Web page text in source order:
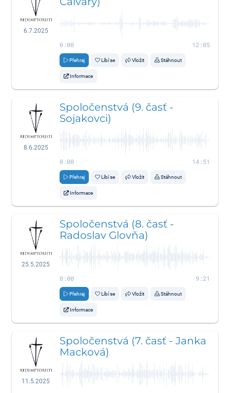
6.7.2025
0:00 12:05
Přehraj Líbí se Vložit Stáhnout
Informace
8.6.2025
Spoločenstvá (9. časť -
Sojakovci)
0:00 14:51
Přehraj Líbí se Vložit Stáhnout
Informace
25.5.2025
Spoločenstvá (8. časť -
Radoslav Glovňa)
0:00 9:21
Přehraj Líbí se Vložit Stáhnout
Informace
11.5.2025
Spoločenstvá (7. časť - Janka
Macková)